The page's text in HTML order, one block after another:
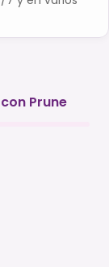
Prune